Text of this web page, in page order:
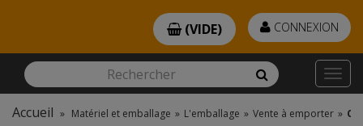
Rechercher Rechercher
CONNEXION
(VIDE)
Accueil » Matériel et emballage » L'emballage » Vente à emporter »